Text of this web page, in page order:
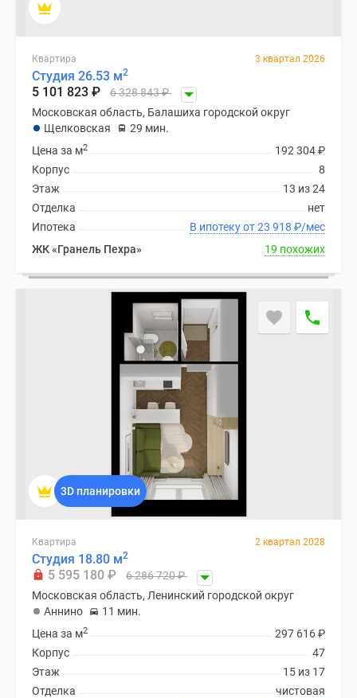
Аналитика
Экспертиза
новостроек
Реклама
скидками
Видео
новостроек
Субсидированная
застройщиком
Rutube
Поиск
Квартира 3 квартал 2026
Студия 26.53 м2
5 101 823 ₽ 6 328 843₽
Московская область, Балашиха городской округ
Щелковская
29 мин.
192 304₽
Цена за м2
8
Корпус
13 из 24
Этаж
нет
Отделка
В ипотеку от 23 918 ₽/мес
Ипотека
ЖК «Гранель Пехра»
19 похожих
3D планировки
Квартира 2 квартал 2028
Студия 18.80 м2
5 595 180 ₽ 6 286 720₽
Московская область, Ленинский городской округ
Аннино
11 мин.
297 616₽
Цена за м2
47
Корпус
15 из 17
Этаж
чистовая
Отделка